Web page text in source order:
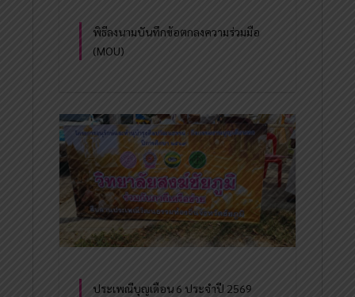
พิธีลงนามบันทึกข้อตกลงความร่วมมือ
(MOU)
ประเพณีบุญเดือน 6 ประจำปี 2569